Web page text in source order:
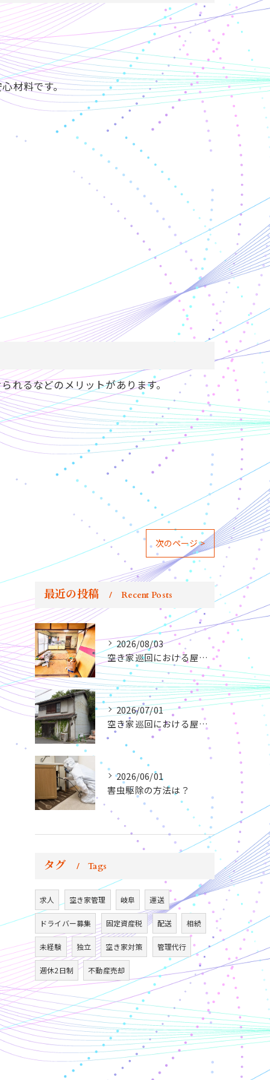
材料です。
れるなどのメリットがあります。
次のページ >
最近の投稿 Recent Posts
2026/08/03
空き家巡回における屋内のチェックポイントとは？
2026/07/01
空き家巡回における屋外のチェックポイントとは？
2026/06/01
害虫駆除の方法は？
タグ Tags
求人 空き家管理 岐阜 運送
ドライバー募集 固定資産税 配送 相続
未経験 独立 空き家対策 管理代行
週休2日制 不動産売却